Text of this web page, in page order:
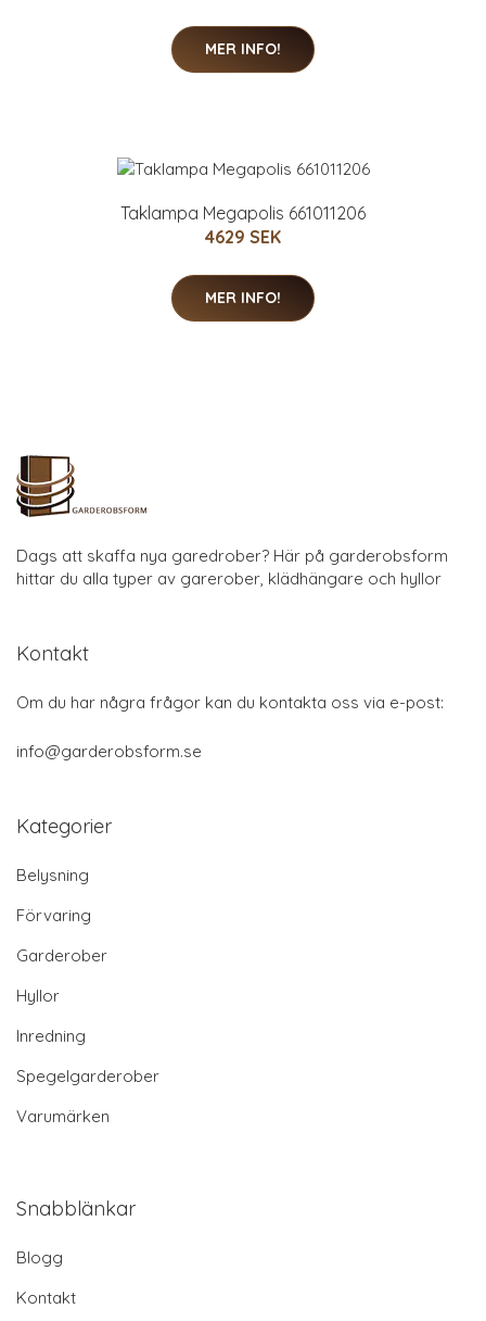
MER INFO!
Taklampa Megapolis 661011206
4629 SEK
MER INFO!
Dags att skaffa nya garedrober? Här på garderobsform
hittar du alla typer av garerober, klädhängare och hyllor
Kontakt
Om du har några frågor kan du kontakta oss via e-post:
info@garderobsform.se
Kategorier
Belysning
Förvaring
Garderober
Hyllor
Inredning
Spegelgarderober
Varumärken
Snabblänkar
Blogg
Kontakt